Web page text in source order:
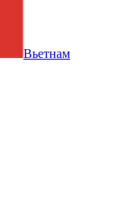
Вьетнам